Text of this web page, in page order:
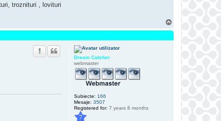
troznituri , lovituri
u
Dream Catcher
webmaster
Subiecte: 166
Mesaje: 3507
Registered for: 7 years 8 months
7